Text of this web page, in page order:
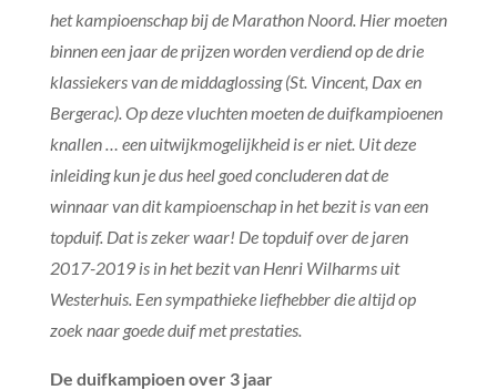
het kampioenschap bij de Marathon Noord. Hier moeten
binnen een jaar de prijzen worden verdiend op de drie
klassiekers van de middaglossing (St. Vincent, Dax en
Bergerac). Op deze vluchten moeten de duifkampioenen
knallen … een uitwijkmogelijkheid is er niet. Uit deze
inleiding kun je dus heel goed concluderen dat de
winnaar van dit kampioenschap in het bezit is van een
topduif. Dat is zeker waar! De topduif over de jaren
2017-2019 is in het bezit van Henri Wilharms uit
Westerhuis. Een sympathieke liefhebber die altijd op
zoek naar goede duif met prestaties.
De duifkampioen over 3 jaar